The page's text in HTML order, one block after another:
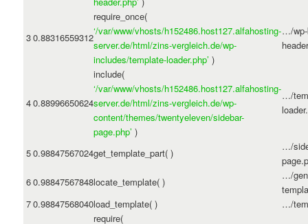
30.88316559312
require_once(
‘/var/www/vhosts/h152486.host127.alfahosting-
server.de/html/zins-vergleich.de/wp-
includes/template-loader.php’ )
…/
40.88996650624
include(
‘/var/www/vhosts/h152486.host127.alfahosting-
server.de/html/zins-vergleich.de/wp-
content/themes/twentyeleven/sidebar-
page.php’ )
…/
50.98847567024get_template_part( )
…/
60.98847567848locate_template( )
…/
70.98847568040load_template( ) …/
require(